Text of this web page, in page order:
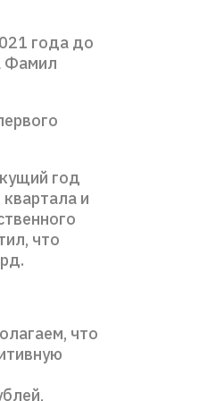
года до
Фамил
год
и
что
что